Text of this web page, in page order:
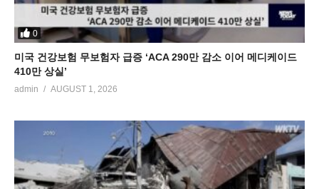
0
미국 건강보험 무보험자 급증 ‘ACA 290만 감소 이어 메디케이드
410만 상실’
admin AUGUST 1, 2026